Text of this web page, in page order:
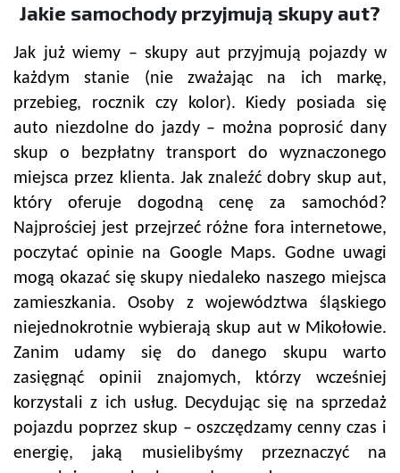
Jakie samochody przyjmują skupy aut?
Jak już wiemy – skupy aut przyjmują pojazdy w
każdym stanie (nie zważając na ich markę,
przebieg, rocznik czy kolor). Kiedy posiada się
auto niezdolne do jazdy – można poprosić dany
skup o bezpłatny transport do wyznaczonego
miejsca przez klienta. Jak znaleźć dobry skup aut,
który oferuje dogodną cenę za samochód?
Najprościej jest przejrzeć różne fora internetowe,
poczytać opinie na Google Maps. Godne uwagi
mogą okazać się skupy niedaleko naszego miejsca
zamieszkania. Osoby z województwa śląskiego
niejednokrotnie wybierają skup aut w Mikołowie.
Zanim udamy się do danego skupu warto
zasięgnąć opinii znajomych, którzy wcześniej
korzystali z ich usług. Decydując się na sprzedaż
pojazdu poprzez skup – oszczędzamy cenny czas i
energię, jaką musielibyśmy przeznaczyć na